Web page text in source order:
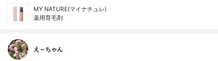
MY NATURE(マイナチュレ)
薬用育毛剤
え～ちゃん